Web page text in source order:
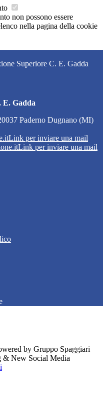
non possono essere
nella pagina della cookie
Superiore C. E. Gadda
E. Gadda
Paderno Dugnano (MI)
Link per inviare una mail
Link per inviare una mail
by Gruppo Spaggiari
& New Social Media